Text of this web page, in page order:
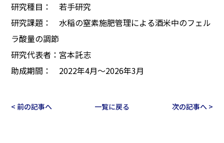
研究種目： 若手研究
研究課題： 水稲の窒素施肥管理による酒米中のフェル
ラ酸量の調節
研究代表者：宮本託志
助成期間： 2022年4月～2026年3月
< 前の記事へ 一覧に戻る 次の記事へ >